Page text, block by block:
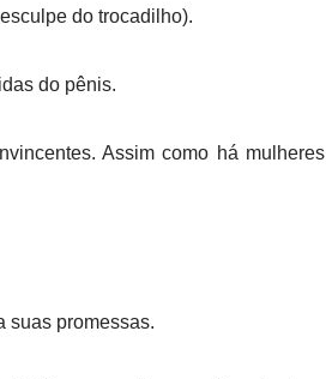
do trocadilho).
do pênis.
Assim como há mulheres
suas promessas.